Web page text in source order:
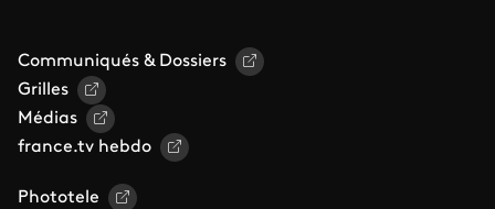
Communiqués & Dossiers
Grilles
Médias
france.tv hebdo
Phototele